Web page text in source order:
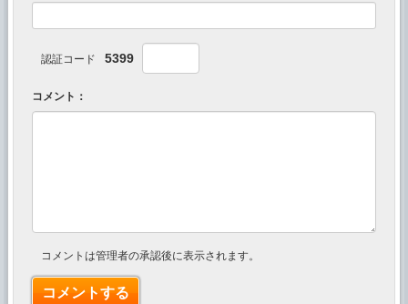
認証コード 5399
コメント：
コメントは管理者の承認後に表示されます。